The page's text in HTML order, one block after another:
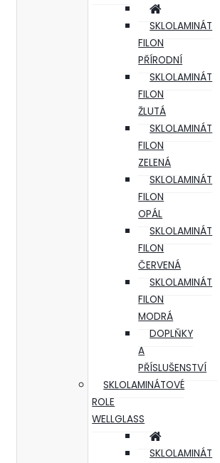
SKLOLAMINÁT
FILON
PŘÍRODNÍ
SKLOLAMINÁT
FILON
ŽLUTÁ
SKLOLAMINÁT
FILON
ZELENÁ
SKLOLAMINÁT
FILON
OPÁL
SKLOLAMINÁT
FILON
ČERVENÁ
SKLOLAMINÁT
FILON
MODRÁ
DOPLŇKY
A
PŘÍSLUŠENSTVÍ
SKLOLAMINÁTOVÉ
ROLE
WELLGLASS
SKLOLAMINÁT